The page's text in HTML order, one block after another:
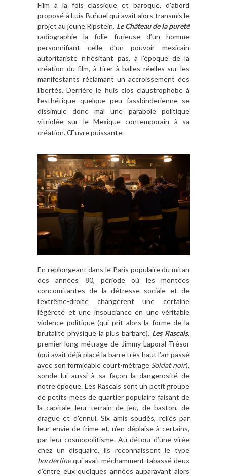
Film à la fois classique et baroque, d’abord
proposé à Luis Buñuel qui avait alors transmis le
projet au jeune Ripstein, Le Château de la pureté
radiographie la folie furieuse d’un homme
personnifiant celle d’un pouvoir mexicain
autoritariste n’hésitant pas, à l’époque de la
création du film, à tirer à balles réelles sur les
manifestants réclamant un accroissement des
libertés. Derrière le huis clos claustrophobe à
l’esthétique quelque peu fassbinderienne se
dissimule donc mal une parabole politique
vitriolée sur le Mexique contemporain à sa
création. Œuvre puissante.
En replongeant dans le Paris populaire du mitan
des années 80, période où les montées
concomitantes de la détresse sociale et de
l’extrême-droite changèrent une certaine
légèreté et une insouciance en une véritable
violence politique (qui prit alors la forme de la
brutalité physique la plus barbare), Les Rascals,
premier long métrage de Jimmy Laporal-Trésor
(qui avait déjà placé la barre très haut l’an passé
avec son formidable court-métrage Soldat noir),
sonde lui aussi à sa façon la dangerosité de
notre époque. Les Rascals sont un petit groupe
de petits mecs de quartier populaire faisant de
la capitale leur terrain de jeu, de baston, de
drague et d’ennui. Six amis soudés, reliés par
leur envie de frime et, n’en déplaise à certains,
par leur cosmopolitisme. Au détour d’une virée
chez un disquaire, ils reconnaissent le type
borderlinequi avait méchamment tabassé deux
d’entre eux quelques années auparavant alors